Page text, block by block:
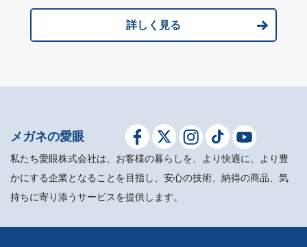
詳しく見る
メガネの愛眼
私たち愛眼株式会社は、お客様の暮らしを、より快適に、より豊
かにする企業となることを目指し、安心の技術、納得の商品、気
持ちに寄り添うサービスを提供します。